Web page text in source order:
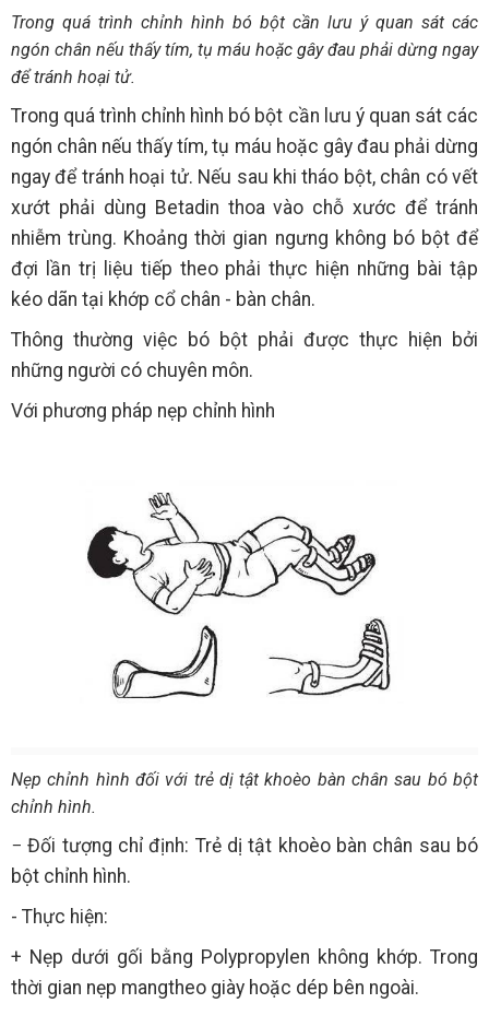
Trong quá trình chỉnh hình bó bột cần lưu ý quan sát các
ngón chân nếu thấy tím, tụ máu hoặc gây đau phải dừng ngay
để tránh hoại tử.
Trong quá trình chỉnh hình bó bột cần lưu ý quan sát các
ngón chân nếu thấy tím, tụ máu hoặc gây đau phải dừng
ngay để tránh hoại tử. Nếu sau khi tháo bột, chân có vết
xướt phải dùng Betadin thoa vào chỗ xước để tránh
nhiễm trùng. Khoảng thời gian ngưng không bó bột để
đợi lần trị liệu tiếp theo phải thực hiện những bài tập
kéo dãn tại khớp cổ chân - bàn chân.
Thông thường việc bó bột phải được thực hiện bởi
những người có chuyên môn.
Với phương pháp nẹp chỉnh hình
Nẹp chỉnh hình đối với trẻ dị tật khoèo bàn chân sau bó bột
chỉnh hình.
− Đối tượng chỉ định: Trẻ dị tật khoèo bàn chân sau bó
bột chỉnh hình.
- Thực hiện:
+ Nẹp dưới gối bằng Polypropylen không khớp. Trong
thời gian nẹp mangtheo giày hoặc dép bên ngoài.